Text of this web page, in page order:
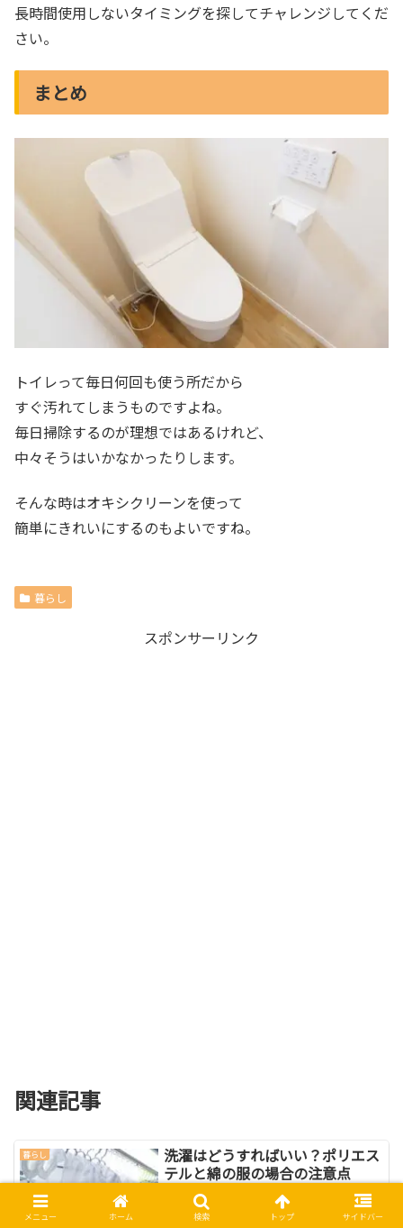
長時間使用しないタイミングを探してチャレンジしてくだ
さい。
まとめ
トイレって毎日何回も使う所だから
すぐ汚れてしまうものですよね。
毎日掃除するのが理想ではあるけれど、
中々そうはいかなかったりします。
そんな時はオキシクリーンを使って
簡単にきれいにするのもよいですね。
暮らし
スポンサーリンク
関連記事
暮らし
洗濯はどうすればいい？ポリエス
テルと綿の服の場合の注意点
いざ洗濯しようと思うと適切な洗濯方法
を知らず、まとめて洗濯機に入れて洗っ
てしまうことが多いですよね。安価で丈
メニュー ホーム 検索 トップ サイドバー